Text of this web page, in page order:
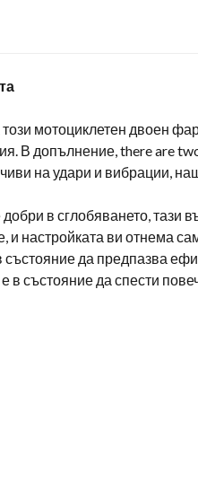
мотоциклетен двоен
В допълнение,there are
на удари и вибрации,
добри в сглобяването,
и настройката ви отнема
състояние да предпазва
в състояние да спести